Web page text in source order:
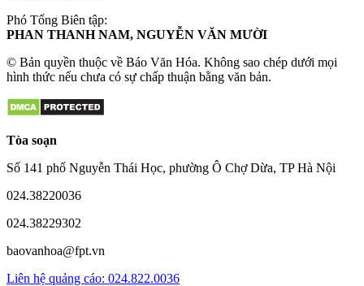
Phó Tổng Biên tập:
PHAN THANH NAM, NGUYỄN VĂN MƯỜI
© Bản quyền thuộc về Báo Văn Hóa. Không sao chép dưới mọi
hình thức nếu chưa có sự chấp thuận bằng văn bản.
Tòa soạn
Số 141 phố Nguyễn Thái Học, phường Ô Chợ Dừa, TP Hà Nội
024.38220036
024.38229302
baovanhoa@fpt.vn
Liên hệ quảng cáo: 024.822.0036